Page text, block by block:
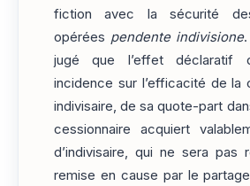
fiction avec la sécurité
opérées pendente indivisione
jugé que l’effet déclaratif
incidence sur l’efficacité de la
indivisaire, de sa quote-part
cessionnaire acquiert
d’indivisaire, qui ne sera pas
remise en cause par le